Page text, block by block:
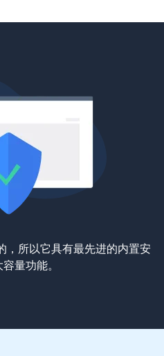
所以它具有最先进的内置安
量功能。